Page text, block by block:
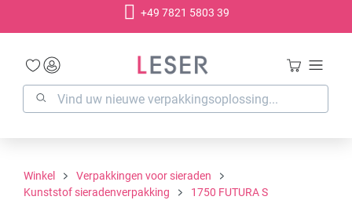
+49 7821 5803 39
Winkel
Verpakkingen voor sieraden
Kunststof sieradenverpakking
1750 FUTURA S